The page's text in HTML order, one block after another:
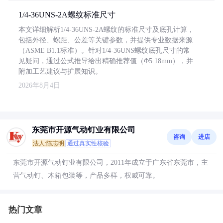
1/4-36UNS-2A螺纹标准尺寸
本文详细解析1/4-36UNS-2A螺纹的标准尺寸及底孔计算，
包括外径、螺距、公差等关键参数，并提供专业数据来源
（ASME B1.1标准）。针对1/4-36UNS螺纹底孔尺寸的常
见疑问，通过公式推导给出精确推荐值（Φ5.18mm），并
附加工艺建议与扩展知识。
2026年8月4日
东莞市开源气动钉业有限公司
法人:陈志明 通过真实性核验
咨询 进店
东莞市开源气动钉业有限公司，2011年成立于广东省东莞市，主
营气动钉、木箱包装等，产品多样，权威可靠。
热门文章